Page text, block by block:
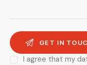
I agree that my